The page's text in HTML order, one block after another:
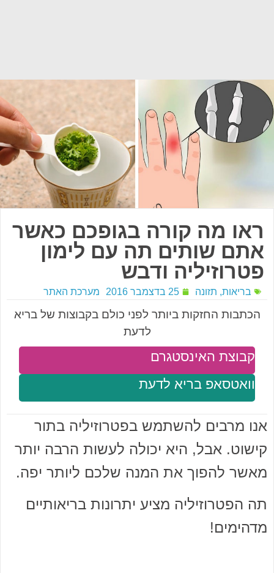
ראו מה קורה בגופכם כאשר
אתם שותים תה עם לימון
פטרוזיליה ודבש
בריאות, תזונה 25 בדצמבר 2016 מערכת האתר
הכתבות החזקות ביותר לפני כולם בקבוצות של בריא
לדעת
וואטסאפ בריא לדעת
קבוצת האינסטגרם
אנו מרבים להשתמש בפטרוזיליה בתור
קישוט. אבל, היא יכולה לעשות הרבה יותר
מאשר להפוך את המנה שלכם ליותר יפה.
תה הפטרוזיליה מציע יתרונות בריאותיים
מדהימים!